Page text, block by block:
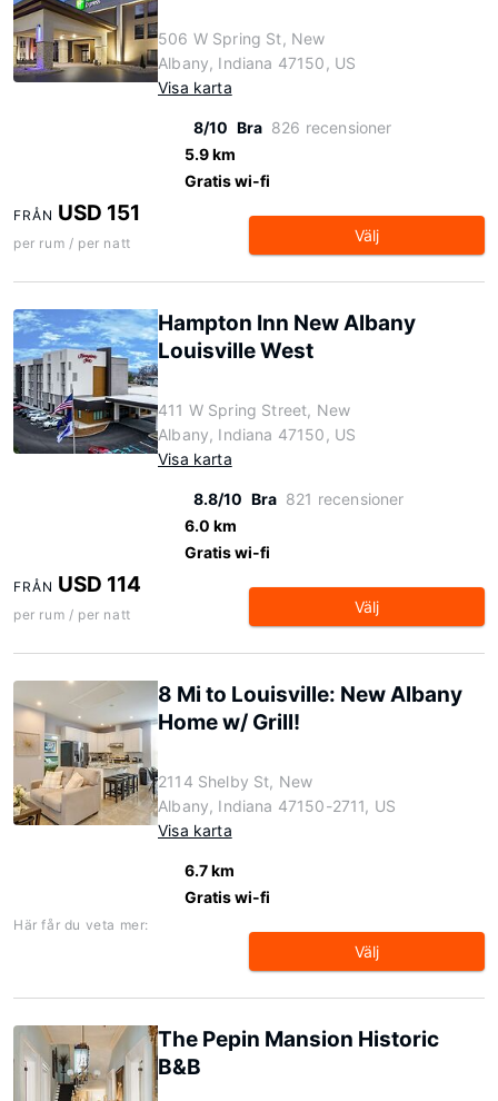
506 W Spring St, New
Albany, Indiana 47150, US
Visa karta
8/10 Bra 826 recensioner
5.9 km
Gratis wi-fi
FRÅN USD 151
per rum / per natt Välj
Hampton Inn New Albany
Louisville West
411 W Spring Street, New
Albany, Indiana 47150, US
Visa karta
8.8/10 Bra 821 recensioner
6.0 km
Gratis wi-fi
FRÅN USD 114
per rum / per natt Välj
8 Mi to Louisville: New Albany
Home w/ Grill!
2114 Shelby St, New
Albany, Indiana 47150-2711, US
Visa karta
6.7 km
Gratis wi-fi
Här får du veta mer:
Välj
The Pepin Mansion Historic
B&B